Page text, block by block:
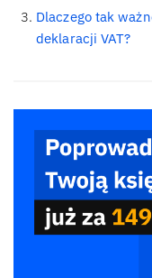
Dlaczego tak
deklaracji VAT?